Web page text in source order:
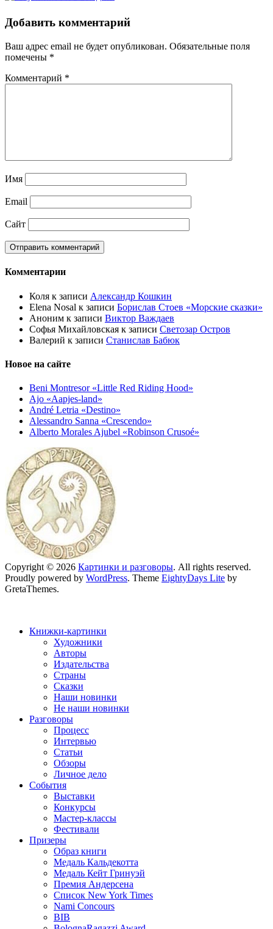
Добавить комментарий
Ваш адрес email не будет опубликован. Обязательные поля
помечены *
Комментарий *
Имя
Email
Сайт
Комментарии
Коля к записи Александр Кошкин
Elena Nosal к записи Борислав Стоев «Морские сказки»
Аноним к записи Виктор Важдаев
Софья Михайловская к записи Светозар Остров
Валерий к записи Станислав Бабюк
Новое на сайте
Beni Montresor «Little Red Riding Hood»
Ajo «Aapjes-land»
André Letria «Destino»
Alessandro Sanna «Crescendo»
Alberto Morales Ajubel «Robinson Crusoé»
Copyright © 2026 Картинки и разговоры. All rights reserved.
Proudly powered by WordPress. Theme EightyDays Lite by
GretaThemes.
Книжки-картинки
Художники
Авторы
Издательства
Страны
Сказки
Наши новинки
Не наши новинки
Разговоры
Процесс
Интервью
Статьи
Обзоры
Личное дело
События
Выставки
Конкурсы
Мастер-классы
Фестивали
Призеры
Образ книги
Медаль Кальдекотта
Медаль Кейт Гринуэй
Премия Андерсена
Список New York Times
Nami Concours
BIB